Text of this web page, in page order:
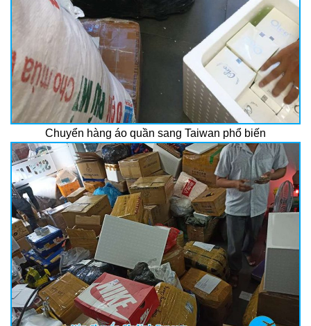
Chuyển hàng áo quần sang Taiwan phổ biến